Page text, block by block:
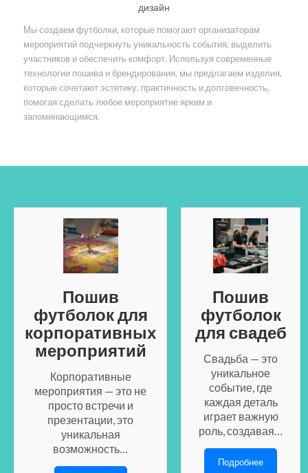
дизайн
Мы создаем футболки, которые помогают организаторам
мероприятий подчеркнуть уникальность события, выделить
участников и обеспечить комфорт. Используя современные
технологии пошива и брендирования, мы предлагаем изделия,
которые сочетают эстетику, практичность и долговечность,
помогая сделать любое мероприятие ярким и
запоминающимся.
Пошив
футболок для
корпоративных
мероприятий
Корпоративные
мероприятия — это не
просто встречи и
презентации, это
уникальная
возможность…
Пошив
футболок
для свадеб
Свадьба — это
уникальное
событие, где
каждая деталь
играет важную
роль, создавая…
Подробнее